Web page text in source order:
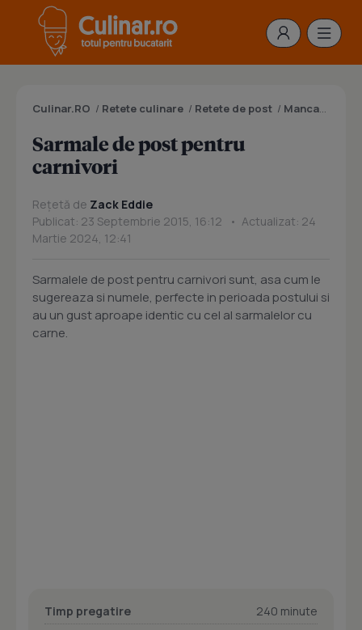
Culinar.RO / Retete culinare / Retete de post / Mancaruri de post
Sarmale de post pentru
carnivori
Rețetă de Zack Eddie
Publicat: 23 Septembrie 2015, 16:12 • Actualizat: 24
Martie 2024, 12:41
Sarmalele de post pentru carnivori sunt, asa cum le
sugereaza si numele, perfecte in perioada postului si
au un gust aproape identic cu cel al sarmalelor cu
carne.
Timp pregatire
240 minute